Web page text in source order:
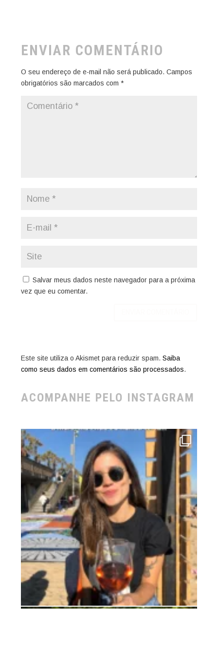
ENVIAR COMENTÁRIO
O seu endereço de e-mail não será publicado. Campos
obrigatórios são marcados com *
Salvar meus dados neste navegador para a próxima
vez que eu comentar.
Este site utiliza o Akismet para reduzir spam. Saiba
como seus dados em comentários são processados.
ACOMPANHE PELO INSTAGRAM